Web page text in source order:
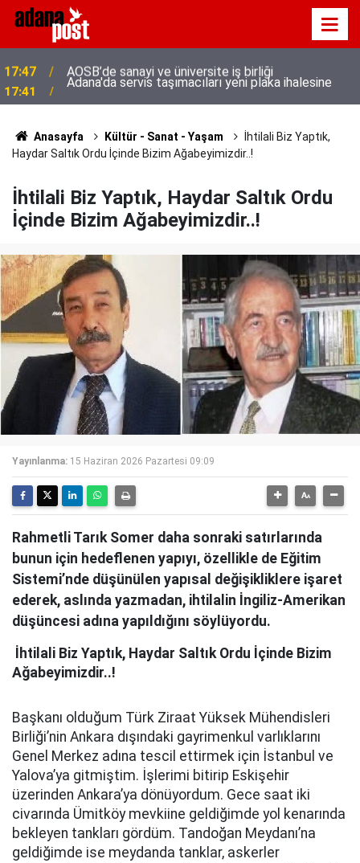
17:41
Adana'da servis taşımacıları yeni plaka ihalesine
tepki gösterdi
Anasayfa Kültür - Sanat - Yaşam
İhtilali Biz Yaptık,
Haydar Saltık Ordu İçinde Bizim Ağabeyimizdir..!
İhtilali Biz Yaptık, Haydar Saltık Ordu
İçinde Bizim Ağabeyimizdir..!
Yayınlanma: 15 Haziran 2026 Pazartesi 09:09
Rahmetli Tarık Somer daha sonraki satırlarında
bunun için hedeflenen yapıyı, özellikle de Eğitim
Sistemi’nde düşünülen yapısal değişikliklere işaret
ederek, aslında yazmadan, ihtilalin İngiliz-Amerikan
düşüncesi adına yapıldığını söylüyordu.
İhtilali Biz Yaptık, Haydar Saltık Ordu İçinde Bizim
Ağabeyimizdir..!
Başkanı olduğum Türk Ziraat Yüksek Mühendisleri
Birliği’nin Ankara dışındaki gayrimenkul varlıklarını
Genel Merkez adına tescil ettirmek için İstanbul ve
Yalova’ya gitmiştim. İşlerimi bitirip Eskişehir
üzerinden Ankara’ya dönüyordum. Gece saat iki
civarında Ümitköy mevkiine geldiğimde yol kenarında
bekleyen tankları gördüm. Tandoğan Meydanı’na
geldiğimde ise meydanda tanklar, askerler